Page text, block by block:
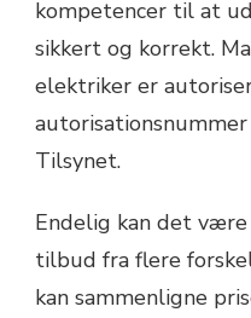
kompetencer til at
sikkert og korrekt.
elektriker er
Tilsynet.
Endelig kan det
tilbud fra flere
kan sammenligne